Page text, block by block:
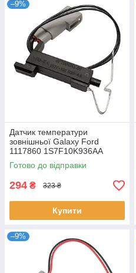
–9%
Датчик температури
зовнішньої Galaxy Ford
1117860 1S7F10K936AA
Готово до відправки
294 ₴ 323 ₴
Купити
–9%